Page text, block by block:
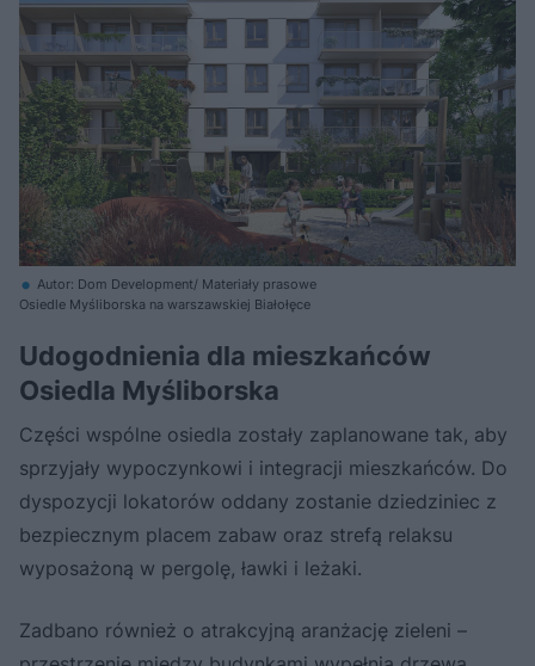
Autor: Dom Development/ Materiały prasowe
Osiedle Myśliborska na warszawskiej Białołęce
Udogodnienia dla mieszkańców
Osiedla Myśliborska
Części wspólne osiedla zostały zaplanowane tak, aby
sprzyjały wypoczynkowi i integracji mieszkańców. Do
dyspozycji lokatorów oddany zostanie dziedziniec z
bezpiecznym placem zabaw oraz strefą relaksu
wyposażoną w pergolę, ławki i leżaki.
Zadbano również o atrakcyjną aranżację zieleni –